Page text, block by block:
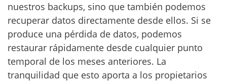
nuestros backups, sino que también podemos
recuperar datos directamente desde ellos. Si se
produce una pérdida de datos, podemos
restaurar rápidamente desde cualquier punto
temporal de los meses anteriores. La
tranquilidad que esto aporta a los propietarios